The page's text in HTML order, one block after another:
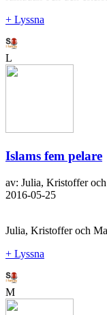
+ Lyssna
L
Islams fem pelare
av: Julia, Kristoffer
2016-05-25
Julia, Kristoffer och
+ Lyssna
M